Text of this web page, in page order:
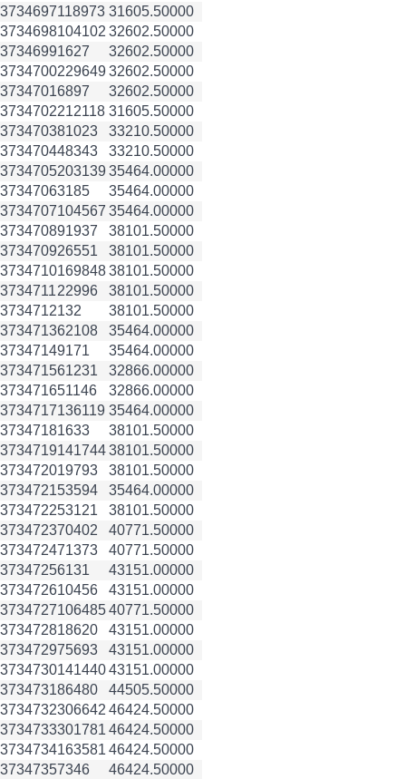
3734697118973 31605.50000
3734698104102 32602.50000
37346991627
32602.50000
373470022964932602.50000
37347016897
32602.50000
3734702212118 31605.50000
373470381023
33210.50000
373470448343
33210.50000
3734705203139 35464.00000
37347063185
35464.00000
3734707104567 35464.00000
373470891937
38101.50000
373470926551
38101.50000
373471016984838101.50000
373471122996
38101.50000
3734712132
38101.50000
373471362108
35464.00000
37347149171
35464.00000
373471561231
32866.00000
373471651146
32866.00000
3734717136119 35464.00000
37347181633
38101.50000
373471914174438101.50000
373472019793
38101.50000
373472153594
35464.00000
373472253121
38101.50000
373472370402
40771.50000
373472471373
40771.50000
37347256131
43151.00000
373472610456
43151.00000
373472710648540771.50000
373472818620
43151.00000
373472975693
43151.00000
373473014144043151.00000
373473186480
44505.50000
3734732306642 46424.50000
3734733301781 46424.50000
3734734163581 46424.50000
37347357346 46424.50000